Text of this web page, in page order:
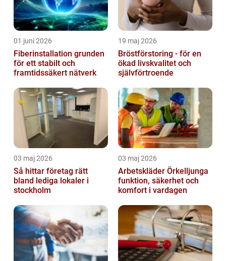
01 juni 2026
Fiberinstallation grunden
för ett stabilt och
framtidssäkert nätverk
19 maj 2026
Bröstförstoring - för en
ökad livskvalitet och
självförtroende
03 maj 2026
Så hittar företag rätt
bland lediga lokaler i
stockholm
03 maj 2026
Arbetskläder Örkelljunga
funktion, säkerhet och
komfort i vardagen